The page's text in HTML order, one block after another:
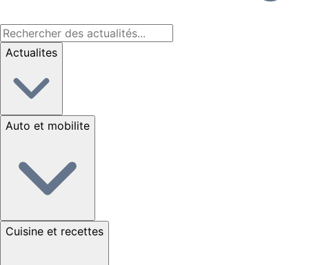
Actualites
Auto et mobilite
Cuisine et recettes